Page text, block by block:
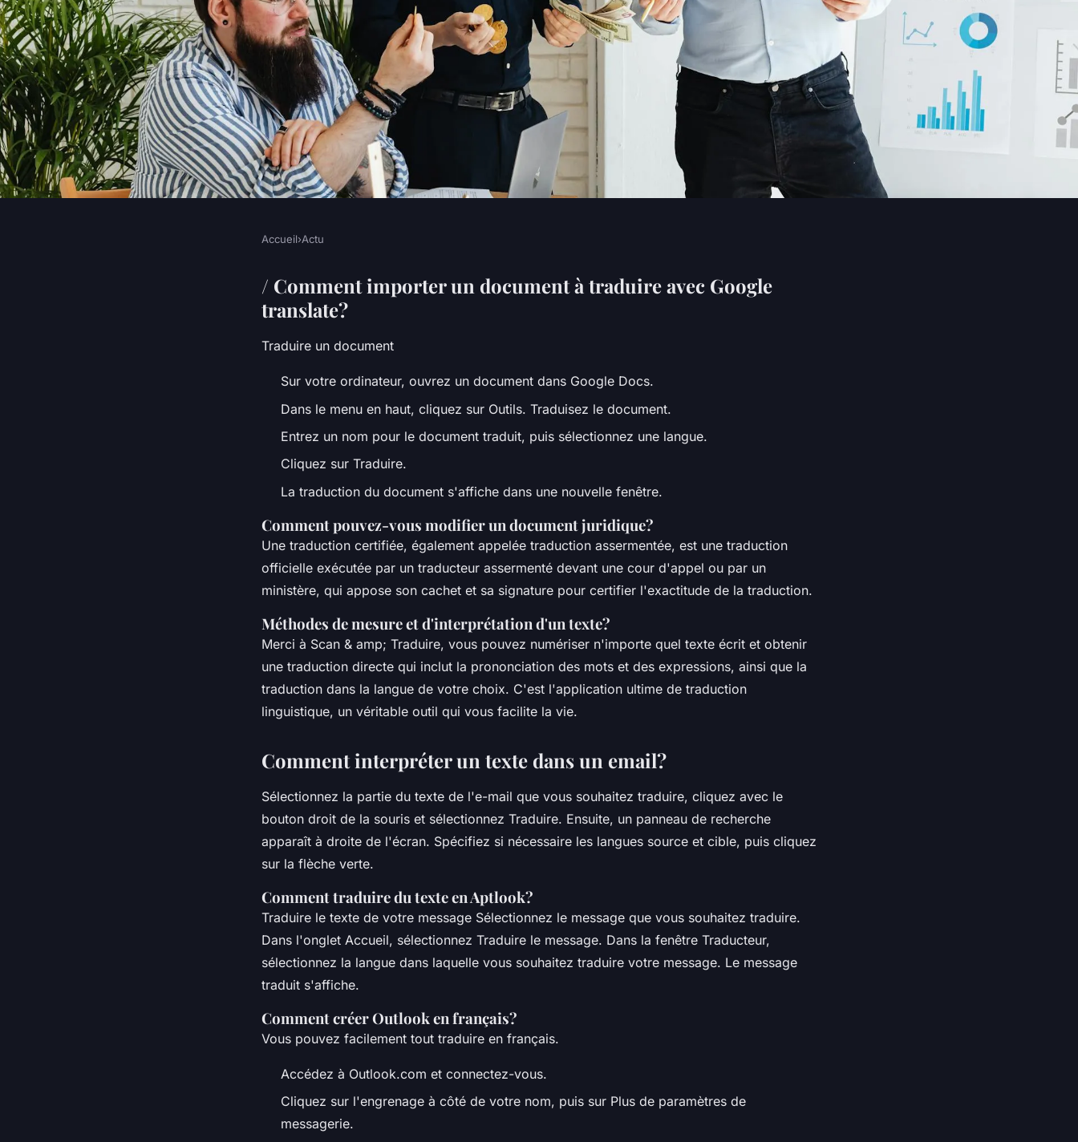
Comment traduire un texte reçu par
Accueil›Actu
/ Comment importer un document à traduire avec Google
translate?
Traduire un document
Sur votre ordinateur, ouvrez un document dans Google Docs.
Dans le menu en haut, cliquez sur Outils. Traduisez le document.
Entrez un nom pour le document traduit, puis sélectionnez une langue.
Cliquez sur Traduire.
La traduction du document s'affiche dans une nouvelle fenêtre.
Comment pouvez-vous modifier un document juridique?
Une traduction certifiée, également appelée traduction assermentée, est une traduction
officielle exécutée par un traducteur assermenté devant une cour d'appel ou par un
ministère, qui appose son cachet et sa signature pour certifier l'exactitude de la traduction.
Méthodes de mesure et d'interprétation d'un texte?
Merci à Scan & amp; Traduire, vous pouvez numériser n'importe quel texte écrit et obtenir
une traduction directe qui inclut la prononciation des mots et des expressions, ainsi que la
traduction dans la langue de votre choix. C'est l'application ultime de traduction
linguistique, un véritable outil qui vous facilite la vie.
Comment interpréter un texte dans un email?
Sélectionnez la partie du texte de l'e-mail que vous souhaitez traduire, cliquez avec le
bouton droit de la souris et sélectionnez Traduire. Ensuite, un panneau de recherche
apparaît à droite de l'écran. Spécifiez si nécessaire les langues source et cible, puis cliquez
sur la flèche verte.
Comment traduire du texte en Aptlook?
Traduire le texte de votre message Sélectionnez le message que vous souhaitez traduire.
Dans l'onglet Accueil, sélectionnez Traduire le message. Dans la fenêtre Traducteur,
sélectionnez la langue dans laquelle vous souhaitez traduire votre message. Le message
traduit s'affiche.
Comment créer Outlook en français?
Vous pouvez facilement tout traduire en français.
Accédez à Outlook.com et connectez-vous.
Cliquez sur l'engrenage à côté de votre nom, puis sur Plus de paramètres de
messagerie.